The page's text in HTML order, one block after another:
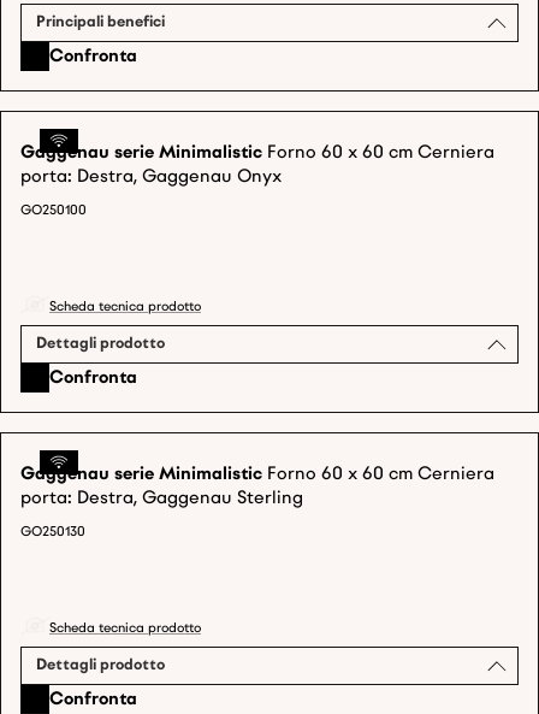
Principali benefici
Confronta
Gaggenau serie Minimalistic Forno 60 x 60 cm Cerniera
porta: Destra, Gaggenau Onyx
GO250100
Scheda tecnica prodotto
Dettagli prodotto
Confronta
Gaggenau serie Minimalistic Forno 60 x 60 cm Cerniera
porta: Destra, Gaggenau Sterling
GO250130
Scheda tecnica prodotto
Dettagli prodotto
Confronta